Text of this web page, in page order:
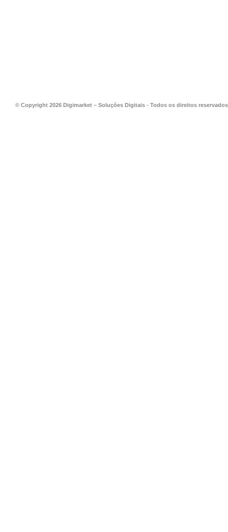
© Copyright 2026 Digimarket – Soluções Digitais - Todos os direitos